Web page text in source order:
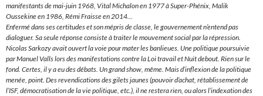
manifestants de mai-juin 1968, Vital Michalon en 1977 à Super-Phénix, Malik
Oussekine en 1986, Rémi Fraisse en 2014…
Enfermé dans ses certitudes et son mépris de classe, le gouvernement n’entend pas
dialoguer. Sa seule réponse consiste à traiter le mouvement social par la répression.
Nicolas Sarkozy avait ouvert la voie pour mater les banlieues. Une politique poursuivie
par Manuel Valls lors des manifestations contre la Loi travail et Nuit debout. Rien sur le
fond. Certes, il y a eu des débats. Un grand show, même. Mais d’inflexion de la politique
menée, point. Des revendications des gilets jaunes (pouvoir d’achat, rétablissement de
l’ISF, démocratisation de la vie politique, etc.), il ne restera rien, ou alors l’indexation des